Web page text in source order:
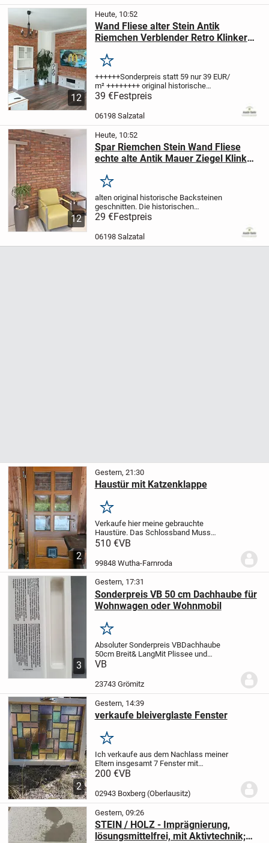
12
Heute, 10:52
Wand Fliese alter Stein Antik
Riemchen Verblender Retro Klinker
Merken
++++++Sonderpreis statt 59 nur 39 EUR/
m² ++++++++ original historische
Backsteine zu Antikriemchen
geschnitten.
von den Außenseiten
39 €Festpreis
06198 Salzatal
12
Heute, 10:52
Spar Riemchen Stein Wand Fliese
echte alte Antik Mauer Ziegel Klinker
Merken
alten original historische Backsteinen
geschnitten. Die historischen
Mauersteine stammen
Handbergung von alten Gebäude mit
Ziegelfassade
29 €Festpreis
06198 Salzatal
2
Gestern, 21:30
Haustür mit Katzenklappe
Merken
Verkaufe hier meine gebrauchte
Haustüre. Das Schlossband Muss
erneuert werden. Die Haustür ist in einen
üblichen Gebrauchsspuren.
Adressejensschalli@web.d...
510 €VB
99848 Wutha-Farnroda
3
Gestern, 17:31
Sonderpreis VB 50 cm Dachhaube für
Wohnwagen oder Wohnmobil
Merken
Absoluter Sonderpreis VBDachhaube
50cm Breit& LangMit Plissee und
Insektenschutz
in einen Wohnwagen oder ein Wohnmobil
eignet. Sie...
VB
23743 Grömitz
2
Gestern, 14:39
verkaufe bleiverglaste Fenster
Merken
Ich verkaufe aus dem Nachlass meiner
Eltern insgesamt 7 Fenster mit
Bleiverglasung. 2 Stück 62 cm x 78 cm
Doppelfenster. Sie eignen sich besonders
200 €VB
02943 Boxberg (Oberlausitz)
Gestern, 09:26
STEIN / HOLZ - Imprägnierung,
lösungsmittelfrei, mit Aktivtechnik;